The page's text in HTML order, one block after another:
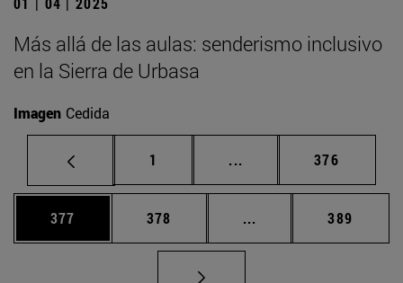
Más allá de las aulas: senderismo inclusivo
en la Sierra de Urbasa
Imagen Cedida
Página
1 ... Páginas intermedias
Página
376
Página
377 Página
378 ... Páginas intermedias
Página
389